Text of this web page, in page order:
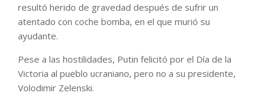
resultó herido de gravedad después de sufrir un
atentado con coche bomba, en el que murió su
ayudante.
Pese a las hostilidades, Putin felicitó por el Día de la
Victoria al pueblo ucraniano, pero no a su presidente,
Volodimir Zelenski.